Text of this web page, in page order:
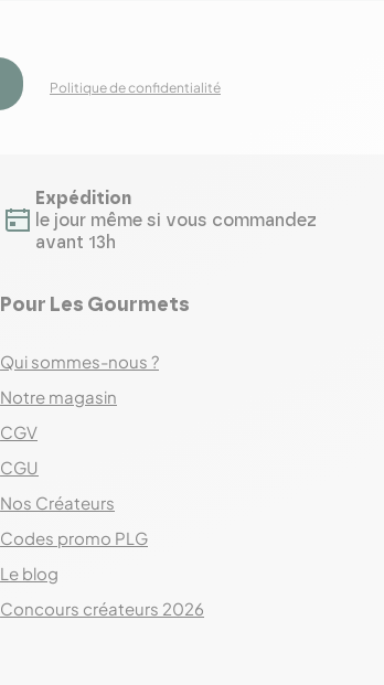
Politique de confidentialité
Expédition
le jour même si vous commandez
avant 13h
Pour Les Gourmets
Qui sommes-nous ?
Notre magasin
CGV
CGU
Nos Créateurs
Codes promo PLG
Le blog
Concours créateurs 2026